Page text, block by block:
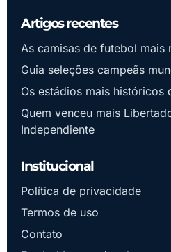
Artigos recentes
As camisas de futebol mais
Guia seleções campeãs
Os estádios mais históricos
Quem venceu mais
Independiente
Institucional
Política de privacidade
Termos de uso
Contato